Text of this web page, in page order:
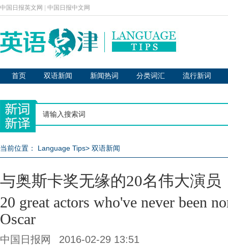
中国日报英文网 中国日报中文网
首页 双语新闻 新闻热词 分类词汇 流行新词
当前位置： Language Tips> 双语新闻
与奥斯卡奖无缘的20名伟大演员
20 great actors who've never been
Oscar
中国日报网 2016-02-29 13:51